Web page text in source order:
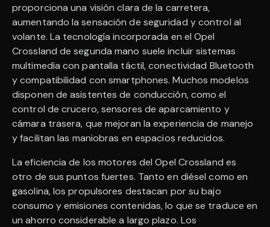
proporciona una visión clara de la carretera,
aumentando la sensación de seguridad y control al
volante. La tecnología incorporada en el Opel
Crossland de segunda mano suele incluir sistemas
multimedia con pantalla táctil, conectividad Bluetooth
y compatibilidad con smartphones. Muchos modelos
disponen de asistentes de conducción, como el
control de crucero, sensores de aparcamiento y
cámara trasera, que mejoran la experiencia de manejo
y facilitan las maniobras en espacios reducidos.
La eficiencia de los motores del Opel Crossland es
otro de sus puntos fuertes. Tanto en diésel como en
gasolina, los propulsores destacan por su bajo
consumo y emisiones contenidas, lo que se traduce en
un ahorro considerable a largo plazo. Los